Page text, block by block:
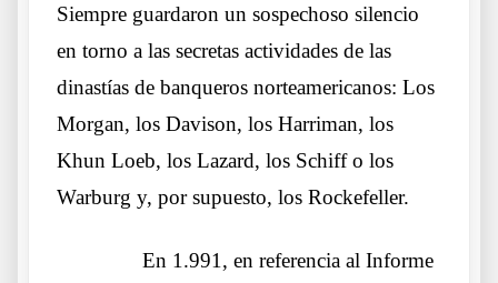
Siempre guardaron un sospechoso silencio
en torno a las secretas actividades de las
dinastías de banqueros norteamericanos: Los
Morgan, los Davison, los Harriman, los
Khun Loeb, los Lazard, los Schiff o los
Warburg y, por supuesto, los Rockefeller.
En 1.991, en referencia al Informe